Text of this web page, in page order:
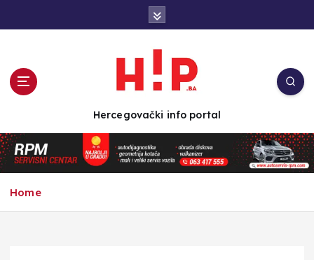
n
t
e
Hercegovački info portal
Home